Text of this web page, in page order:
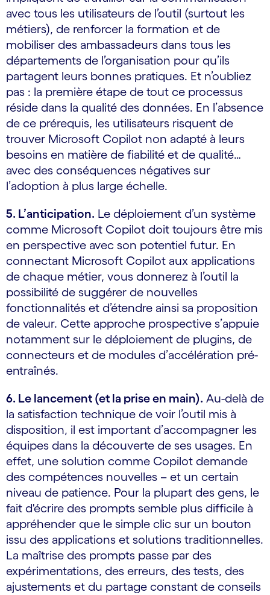
avec tous les utilisateurs de l’outil (surtout les
métiers), de renforcer la formation et de
mobiliser des ambassadeurs dans tous les
départements de l’organisation pour qu’ils
partagent leurs bonnes pratiques. Et n’oubliez
pas : la première étape de tout ce processus
réside dans la qualité des données. En l’absence
de ce prérequis, les utilisateurs risquent de
trouver Microsoft Copilot non adapté à leurs
besoins en matière de fiabilité et de qualité…
avec des conséquences négatives sur
l’adoption à plus large échelle.
5. L’anticipation. Le déploiement d’un système
comme Microsoft Copilot doit toujours être mis
en perspective avec son potentiel futur. En
connectant Microsoft Copilot aux applications
de chaque métier, vous donnerez à l’outil la
possibilité de suggérer de nouvelles
fonctionnalités et d’étendre ainsi sa proposition
de valeur. Cette approche prospective s’appuie
notamment sur le déploiement de plugins, de
connecteurs et de modules d’accélération pré-
entraînés.
6. Le lancement (et la prise en main). Au-delà de
la satisfaction technique de voir l’outil mis à
disposition, il est important d’accompagner les
équipes dans la découverte de ses usages. En
effet, une solution comme Copilot demande
des compétences nouvelles – et un certain
niveau de patience. Pour la plupart des gens, le
fait d'écrire des prompts semble plus difficile à
appréhender que le simple clic sur un bouton
issu des applications et solutions traditionnelles.
La maîtrise des prompts passe par des
expérimentations, des erreurs, des tests, des
ajustements et du partage constant de conseils